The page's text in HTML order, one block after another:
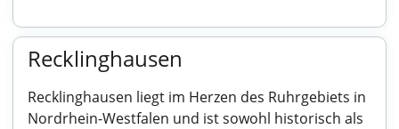
Recklinghausen
Recklinghausen liegt im Herzen des Ruhrgebiets in
Nordrhein-Westfalen und ist sowohl historisch als